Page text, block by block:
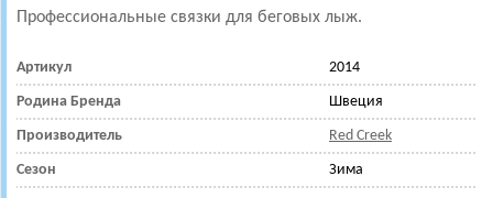
Профессиональные связки для беговых лыж.
Артикул 2014
Родина Бренда Швеция
Производитель Red Creek
Сезон Зима